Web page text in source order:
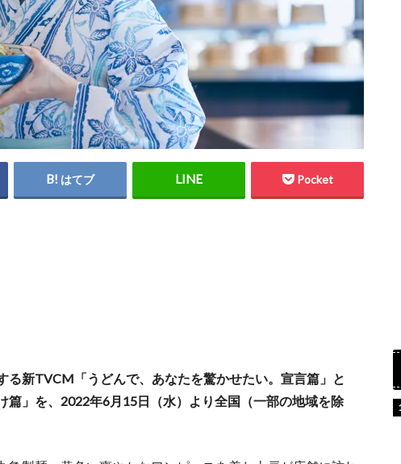
はてブ Pocket
る新TVCM「うどんで、あなたを驚かせたい。宣言篇」と
篇」を、2022年6月15日（水）より全国（一部の地域を除